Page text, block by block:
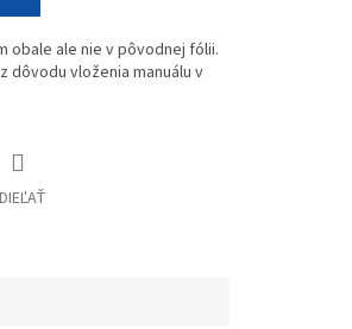
obale ale nie v pôvodnej fólii.
dôvodu vloženia manuálu v